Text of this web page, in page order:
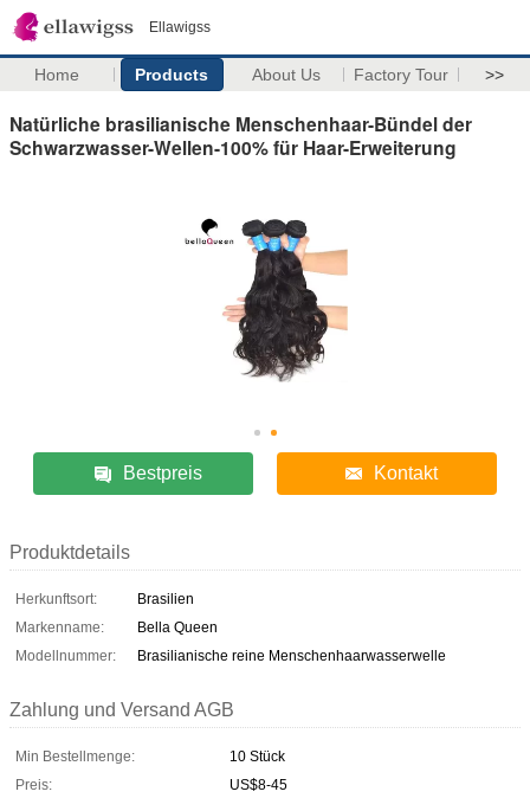
Ellawigss
Home Products About Us Factory Tour >>
Natürliche brasilianische Menschenhaar-Bündel der
Schwarzwasser-Wellen-100% für Haar-Erweiterung
Bestpreis Kontakt
Produktdetails
Herkunftsort:
Brasilien
Markenname:
Bella Queen
Modellnummer:
Brasilianische reine Menschenhaarwasserwelle
Zahlung und Versand AGB
Min Bestellmenge:
10 Stück
Preis:
US$8-45